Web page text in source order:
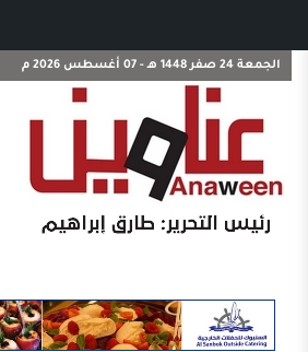
الجمعة 24 صفر 1448 هـ - 07 أغسطس 2026 م